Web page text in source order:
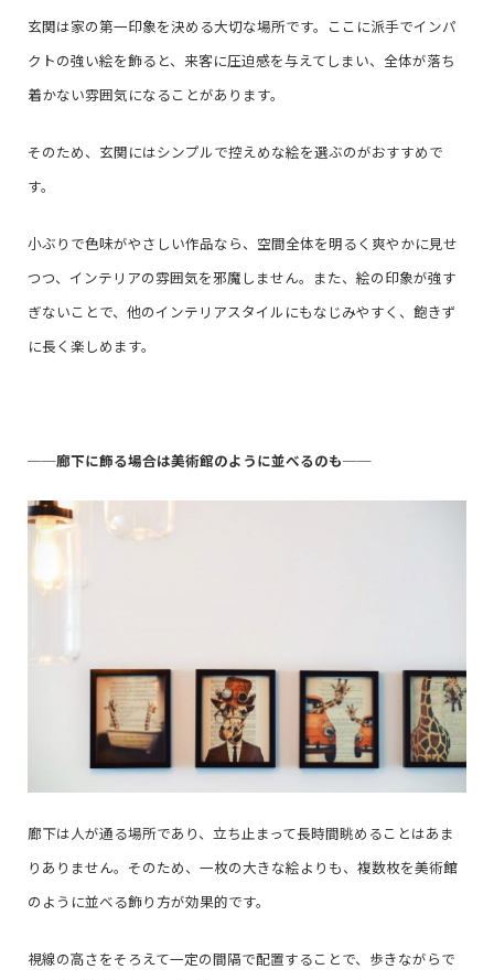
玄関は家の第一印象を決める大切な場所です。ここに派手でインパ
クトの強い絵を飾ると、来客に圧迫感を与えてしまい、全体が落ち
着かない雰囲気になることがあります。
そのため、玄関にはシンプルで控えめな絵を選ぶのがおすすめで
す。
小ぶりで色味がやさしい作品なら、空間全体を明るく爽やかに見せ
つつ、インテリアの雰囲気を邪魔しません。また、絵の印象が強す
ぎないことで、他のインテリアスタイルにもなじみやすく、飽きず
に長く楽しめます。
──廊下に飾る場合は美術館のように並べるのも──
廊下は人が通る場所であり、立ち止まって長時間眺めることはあま
りありません。そのため、一枚の大きな絵よりも、複数枚を美術館
のように並べる飾り方が効果的です。
視線の高さをそろえて一定の間隔で配置することで、歩きながらで